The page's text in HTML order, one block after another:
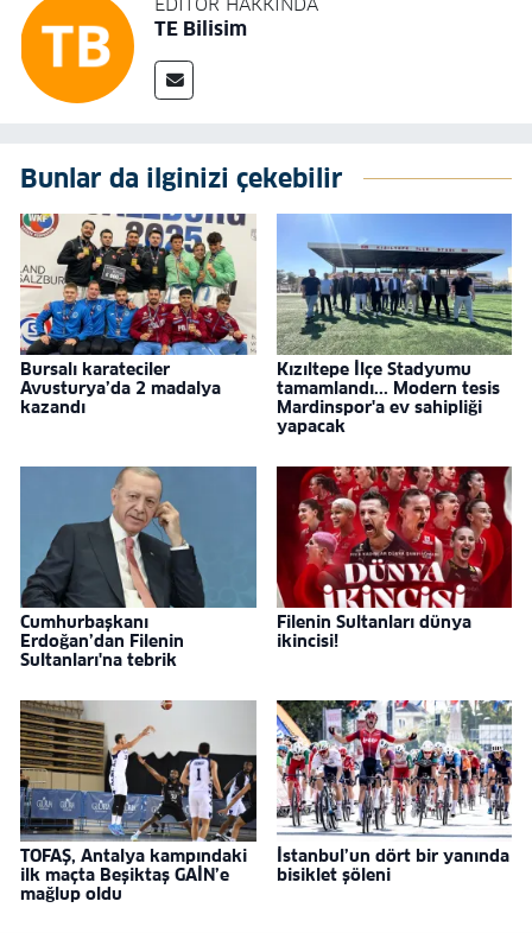
EDITÖR HAKKINDA
TE Bilisim
Bunlar da ilginizi çekebilir
Bursalı karateciler
Avusturya’da 2 madalya
kazandı
Kızıltepe İlçe Stadyumu
tamamlandı... Modern tesis
Mardinspor'a ev sahipliği
yapacak
Cumhurbaşkanı
Erdoğan’dan Filenin
Sultanları'na tebrik
Filenin Sultanları dünya
ikincisi!
TOFAŞ, Antalya kampındaki
ilk maçta Beşiktaş GAİN’e
mağlup oldu
İstanbul’un dört bir yanında
bisiklet şöleni